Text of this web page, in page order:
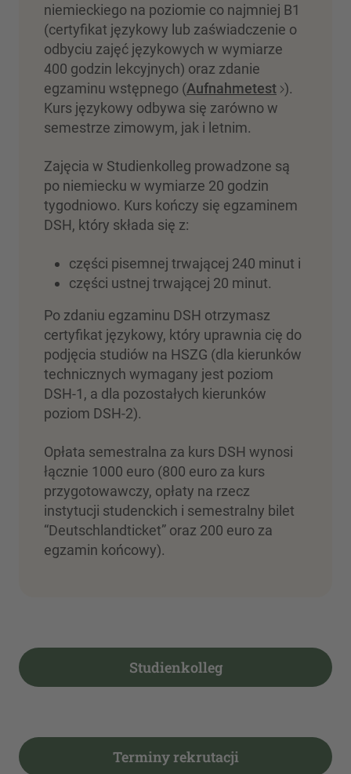
niemieckiego na poziomie co najmniej B1
(certyfikat językowy lub zaświadczenie o
odbyciu zajęć językowych w wymiarze
400 godzin lekcyjnych) oraz zdanie
egzaminu wstępnego (Aufnahmetest ).
Kurs językowy odbywa się zarówno w
semestrze zimowym, jak i letnim.
Zajęcia w Studienkolleg prowadzone są
po niemiecku w wymiarze 20 godzin
tygodniowo. Kurs kończy się egzaminem
DSH, który składa się z:
części pisemnej trwającej 240 minut i
części ustnej trwającej 20 minut.
Po zdaniu egzaminu DSH otrzymasz
certyfikat językowy, który uprawnia cię do
podjęcia studiów na HSZG (dla kierunków
technicznych wymagany jest poziom
DSH-1, a dla pozostałych kierunków
poziom DSH-2).
Opłata semestralna za kurs DSH wynosi
łącznie 1000 euro (800 euro za kurs
przygotowawczy, opłaty na rzecz
instytucji studenckich i semestralny bilet
“Deutschlandticket” oraz 200 euro za
egzamin końcowy).
Studienkolleg
Terminy rekrutacji